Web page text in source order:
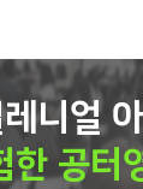
니얼
한 공터